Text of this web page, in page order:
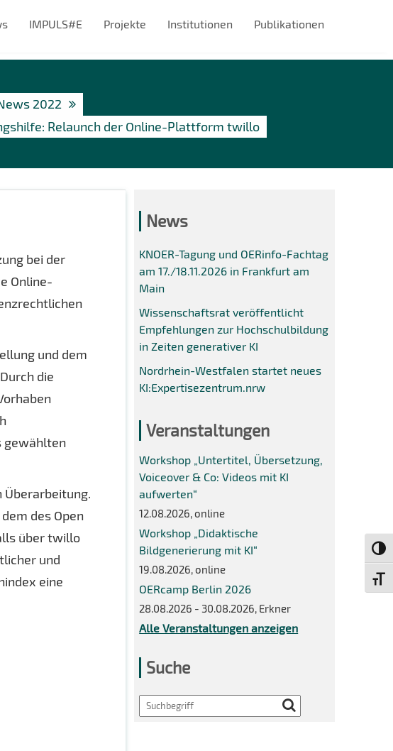
IMPULS#E Projekte Institutionen Publikationen
2022
Relaunch der Online-Plattform twillo
bei der
Online-
und dem
die
gewählten
Überarbeitung.
des Open
über twillo
und
eine
News
KNOER-Tagung und OERinfo-Fachtag
am 17./18.11.2026 in Frankfurt am
Main
Wissenschaftsrat veröffentlicht
Empfehlungen zur Hochschulbildung
in Zeiten generativer KI
Nordrhein-Westfalen startet neues
KI:Expertisezentrum.nrw
Veranstaltungen
Workshop „Untertitel, Übersetzung,
Voiceover & Co: Videos mit KI
aufwerten“
12.08.2026, online
Workshop „Didaktische
Bildgenerierung mit KI“
19.08.2026, online
OERcamp Berlin 2026
28.08.2026 - 30.08.2026, Erkner
Alle Veranstaltungen anzeigen
Suche
Search